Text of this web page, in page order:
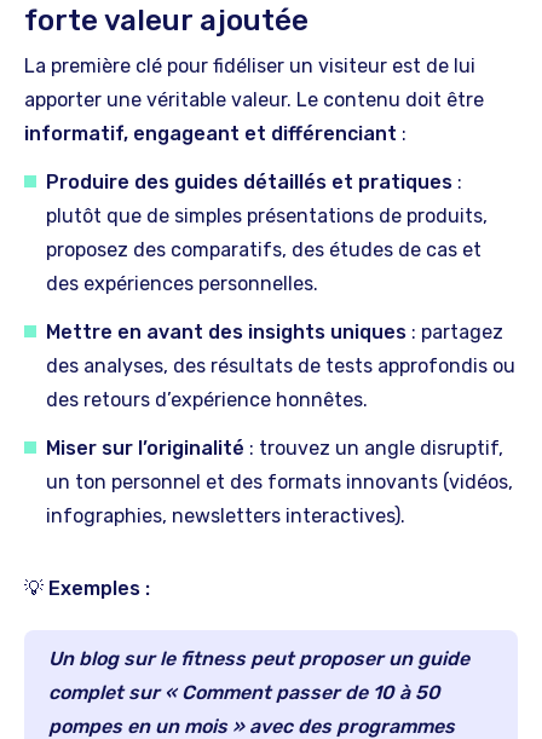
forte valeur ajoutée
La première clé pour fidéliser un visiteur est de lui
apporter une véritable valeur. Le contenu doit être
informatif, engageant et différenciant :
Produire des guides détaillés et pratiques :
plutôt que de simples présentations de produits,
proposez des comparatifs, des études de cas et
des expériences personnelles.
Mettre en avant des insights uniques : partagez
des analyses, des résultats de tests approfondis ou
des retours d’expérience honnêtes.
Miser sur l’originalité : trouvez un angle disruptif,
un ton personnel et des formats innovants (vidéos,
infographies, newsletters interactives).
💡 Exemples :
Un blog sur le fitness peut proposer un guide
complet sur « Comment passer de 10 à 50
pompes en un mois » avec des programmes